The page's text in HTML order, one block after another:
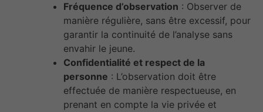
Fréquence d’observation : Observer de
manière régulière, sans être excessif, pour
garantir la continuité de l’analyse sans
envahir le jeune.
Confidentialité et respect de la
personne : L’observation doit être
effectuée de manière respectueuse, en
prenant en compte la vie privée et